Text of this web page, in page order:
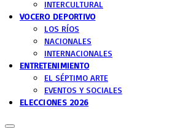
INTERCULTURAL
VOCERO DEPORTIVO
LOS RÍOS
NACIONALES
INTERNACIONALES
ENTRETENIMIENTO
EL SÉPTIMO ARTE
EVENTOS Y SOCIALES
ELECCIONES 2026